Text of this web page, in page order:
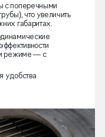
с поперечными
что увеличить
габаритах.
режиме — с
удобства